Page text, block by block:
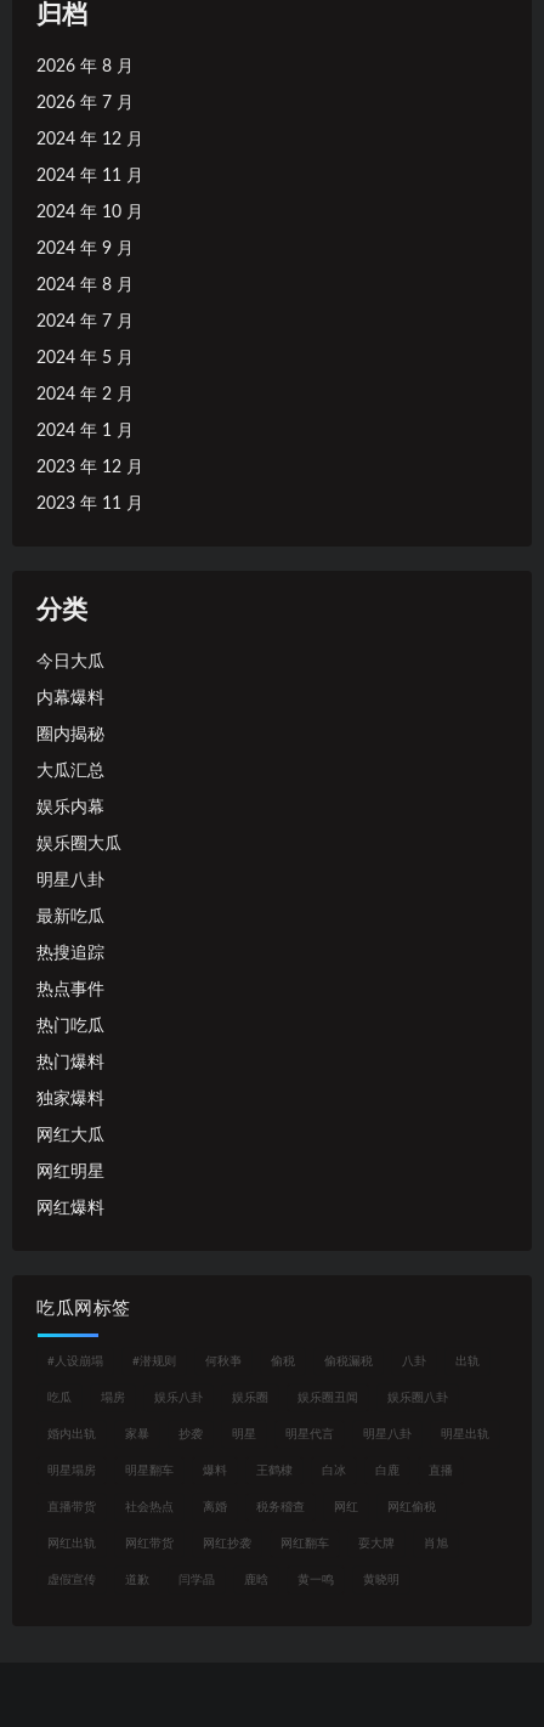
归档
2026 年 8 月
2026 年 7 月
2024 年 12 月
2024 年 11 月
2024 年 10 月
2024 年 9 月
2024 年 8 月
2024 年 7 月
2024 年 5 月
2024 年 2 月
2024 年 1 月
2023 年 12 月
2023 年 11 月
分类
今日大瓜
内幕爆料
圈内揭秘
大瓜汇总
娱乐内幕
娱乐圈大瓜
明星八卦
最新吃瓜
热搜追踪
热点事件
热门吃瓜
热门爆料
独家爆料
网红大瓜
网红明星
网红爆料
吃瓜网标签
#人设崩塌 #潜规则 何秋亊 偷税 偷税漏税 八卦 出轨
吃瓜 塌房 娱乐八卦 娱乐圈 娱乐圈丑闻 娱乐圈八卦
婚内出轨 家暴 抄袭 明星 明星代言 明星八卦 明星出轨
明星塌房 明星翻车 爆料 王鹤棣 白冰 白鹿 直播
直播带货 社会热点 离婚 税务稽查 网红 网红偷税
网红出轨 网红带货 网红抄袭 网红翻车 耍大牌 肖旭
虚假宣传 道歉 闫学晶 鹿晗 黄一鸣 黄晓明